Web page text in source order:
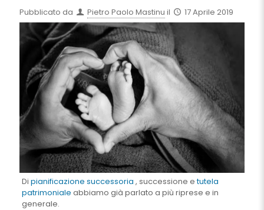
Pubblicato da Pietro Paolo Mastinu il 17 Aprile 2019
Di pianificazione successoria , successione etutela
patrimoniale abbiamo già parlato a più riprese e in
generale.